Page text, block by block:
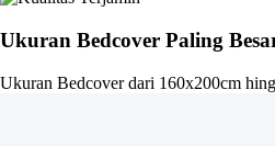
Ukuran Bedcover Paling
Ukuran Bedcover dari 160x200cm